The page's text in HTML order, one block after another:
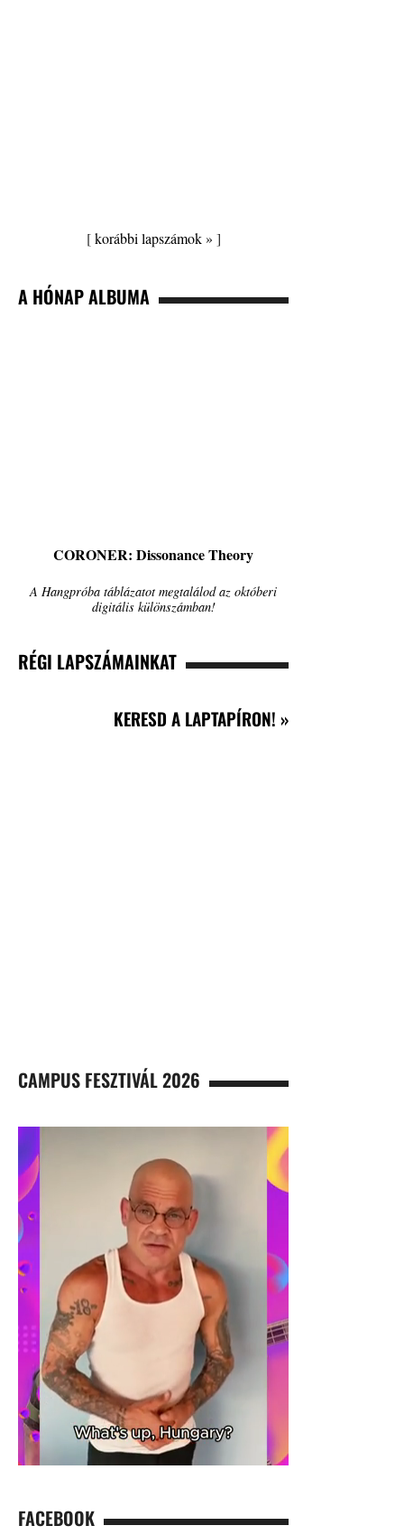
[korábbi lapszámok » ]
A HÓNAP ALBUMA
CORONER: Dissonance Theory
A Hangpróba táblázatot megtalálod az októberi
digitális különszámban!
RÉGI LAPSZÁMAINKAT
KERESD A LAPTAPÍRON! »
CAMPUS FESZTIVÁL 2026
FACEBOOK